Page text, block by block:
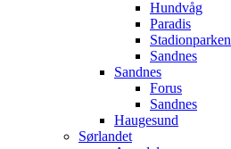
Hundvåg
Paradis
Stadionparken
Sandnes
Sandnes
Forus
Sandnes
Haugesund
Sørlandet